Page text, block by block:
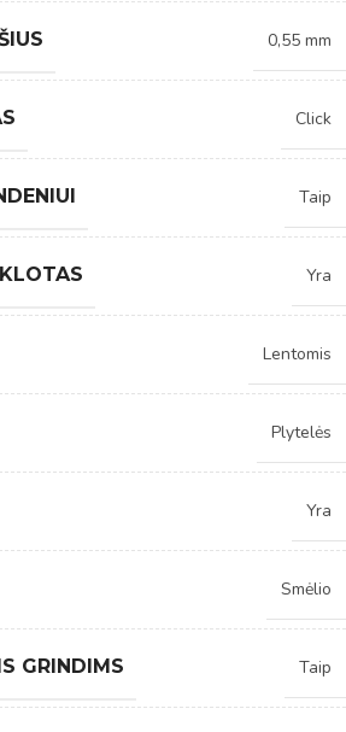
0,55 mm
Click
Taip
Yra
Lentomis
Plytelės
Yra
Smėlio
GRINDIMS Taip